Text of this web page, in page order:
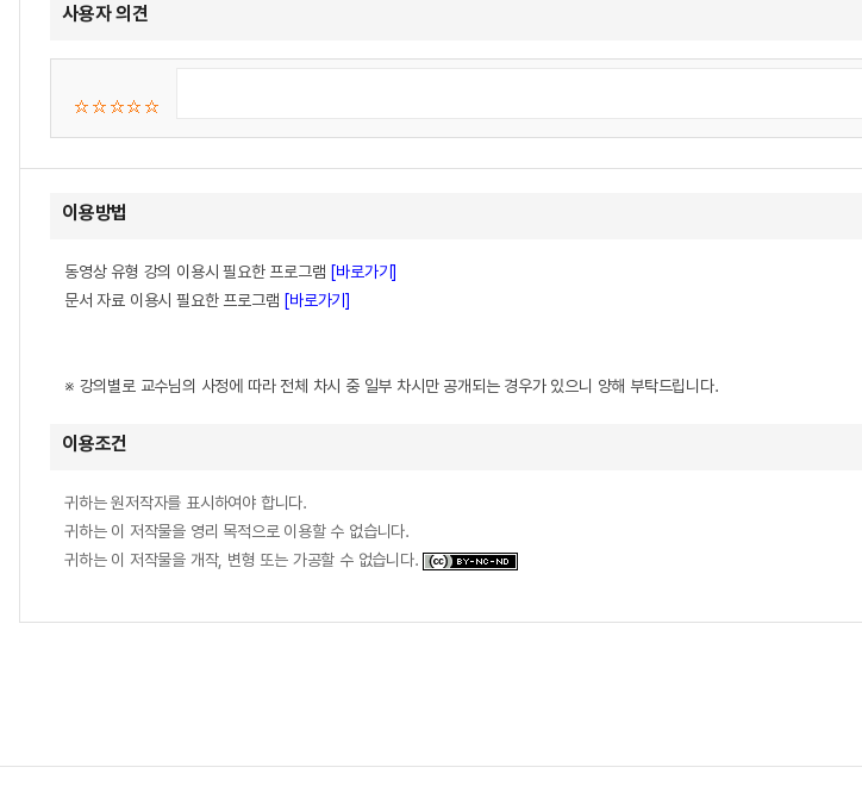
사용자 의견
이용방법
동영상 유형 강의 이용시 필요한 프로그램 [바로가기]
문서 자료 이용시 필요한 프로그램 [바로가기]
※ 강의별로 교수님의 사정에 따라 전체 차시 중 일부 차시만 공개되는 경우가 있으니 양해 부탁드립니다.
이용조건
귀하는 원저작자를 표시하여야 합니다.
귀하는 이 저작물을 영리 목적으로 이용할 수 없습니다.
귀하는 이 저작물을 개작, 변형 또는 가공할 수 없습니다.